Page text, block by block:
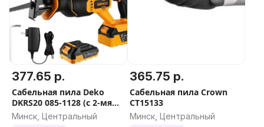
377.65 р.
Сабельная пила Deko
DKRS20 085-1128 (с 2-мя
АКБ)
Минск, Центральный
365.75 р.
Сабельная пила Crown
CT15133
Минск, Центральный